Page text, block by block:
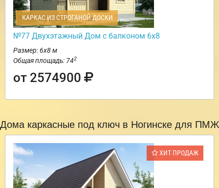
КАРКАС ИЗ СТРОГАНОЙ ДОСКИ
№77 Двухэтажный Дом с балконом 6х8
Размер: 6х8 м
Общая площадь: 742
от 2574900
Дома каркасные под ключ в Ногинске для ПМЖ
ХИТ ПРОДАЖ